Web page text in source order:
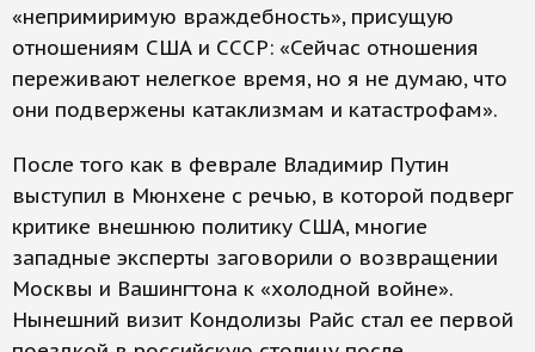
«непримиримую враждебность», присущую
отношениям США и СССР: «Сейчас отношения
переживают нелегкое время, но я не думаю, что
они подвержены катаклизмам и катастрофам».
После того как в феврале Владимир Путин
выступил в Мюнхене с речью, в которой подверг
критике внешнюю политику США, многие
западные эксперты заговорили о возвращении
Москвы и Вашингтона к «холодной войне».
Нынешний визит Кондолизы Райс стал ее первой